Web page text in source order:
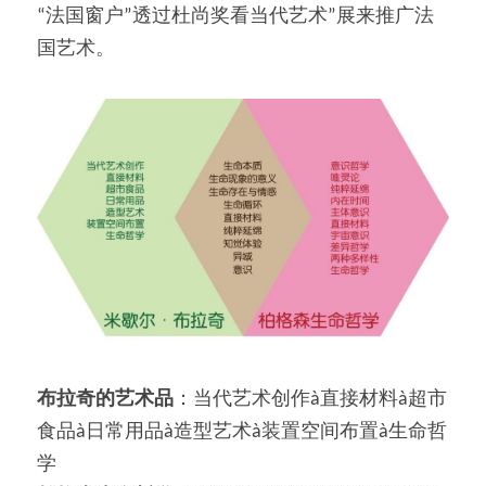
“法国窗户”透过杜尚奖看当代艺术”展来推广法
国艺术。
布拉奇的艺术品 ：当代艺术创作à直接材料à超市
食品à日常用品à造型艺术à装置空间布置à生命哲
学